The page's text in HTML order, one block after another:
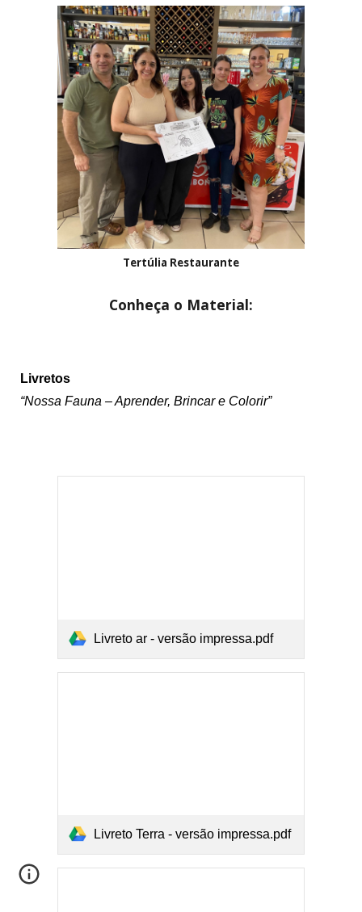
Tertúlia Restaurante
Conheça o Material:
Livretos
“Nossa Fauna – Aprender, Brincar e Colorir”
Livreto ar - versão impressa.pdf
Livreto Terra - versão impressa.pdf